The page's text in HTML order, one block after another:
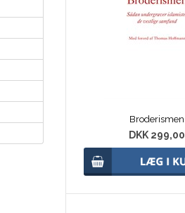
Broderismen
DKK 299,00